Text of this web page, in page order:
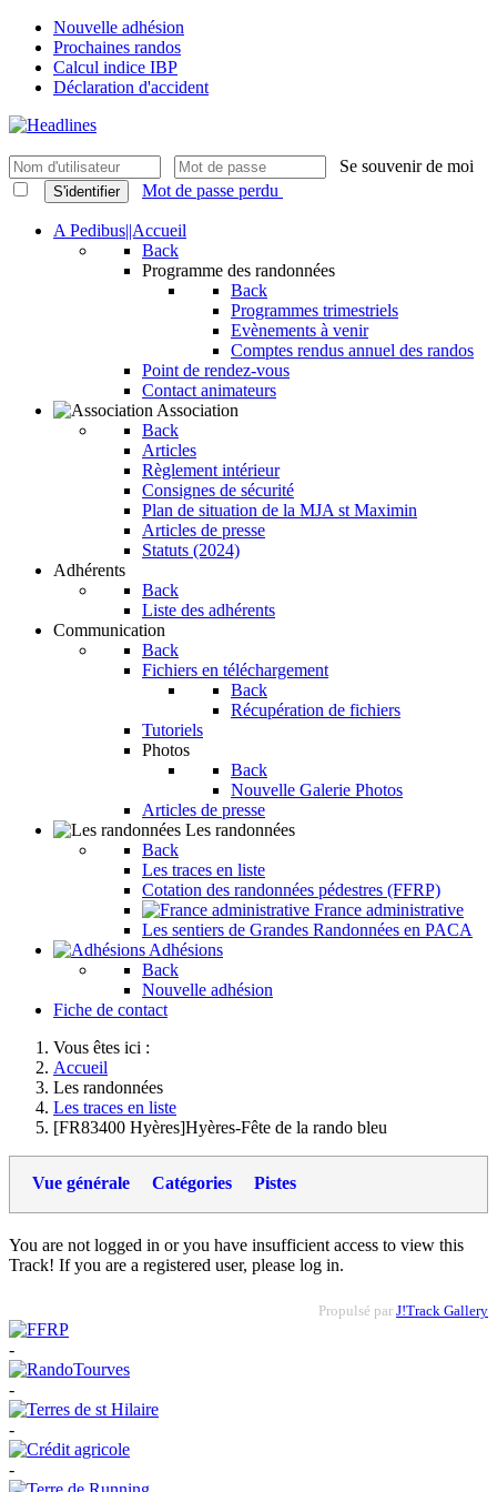
Nouvelle adhésion
Prochaines randos
Calcul indice IBP
Déclaration d'accident
Se souvenir de moi
S'identifier Mot de passe perdu
A Pedibus||Accueil
Back
Programme des randonnées
Back
Programmes trimestriels
Evènements à venir
Comptes rendus annuel des randos
Point de rendez-vous
Contact animateurs
Association
Back
Articles
Règlement intérieur
Consignes de sécurité
Plan de situation de la MJA st Maximin
Articles de presse
Statuts (2024)
Adhérents
Back
Liste des adhérents
Communication
Back
Fichiers en téléchargement
Back
Récupération de fichiers
Tutoriels
Photos
Back
Nouvelle Galerie Photos
Articles de presse
Les randonnées
Back
Les traces en liste
Cotation des randonnées pédestres (FFRP)
France administrative
Les sentiers de Grandes Randonnées en PACA
Adhésions
Back
Nouvelle adhésion
Fiche de contact
Vous êtes ici :
Accueil
Les randonnées
Les traces en liste
[FR83400 Hyères]Hyères-Fête de la rando bleu
Vue générale Catégories Pistes
You are not logged in or you have insufficient access to view this
Track! If you are a registered user, please log in.
Propulsé par J!Track Gallery
-
-
-
-